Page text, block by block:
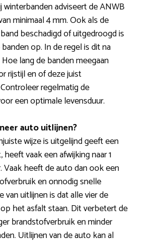
winterbanden adviseert de ANWB
minimaal 4 mm. Ook als de
beschadigd of uitgedroogd is
op. In de regel is dit na
lang de banden meegaan
rijstijl en of deze juist
regelmatig de
een optimale levensduur.
auto uitlijnen?
wijze is uitgelijnd geeft een
vaak een afwijking naar 1
Vaak heeft de auto dan ook een
en onnodig snelle
van uitlijnen is dat alle vier de
het asfalt staan. Dit verbetert de
brandstofverbruik en minder
Uitlijnen van de auto kan al